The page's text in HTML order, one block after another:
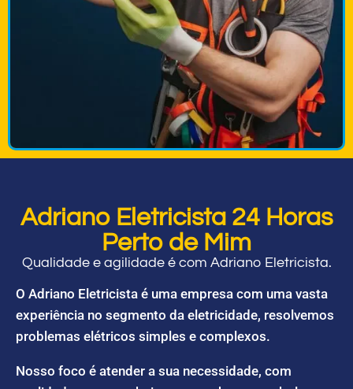
Adriano Eletricista 24 Horas
Perto de Mim
Qualidade e agilidade é com Adriano Eletricista.
O Adriano Eletricista é uma empresa com uma vasta
experiência no segmento da eletricidade, resolvemos
problemas elétricos simples e complexos.
Nosso foco é atender a sua necessidade, com